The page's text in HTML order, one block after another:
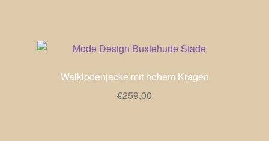
Walklodenjacke mit hohem Kragen
€259,00